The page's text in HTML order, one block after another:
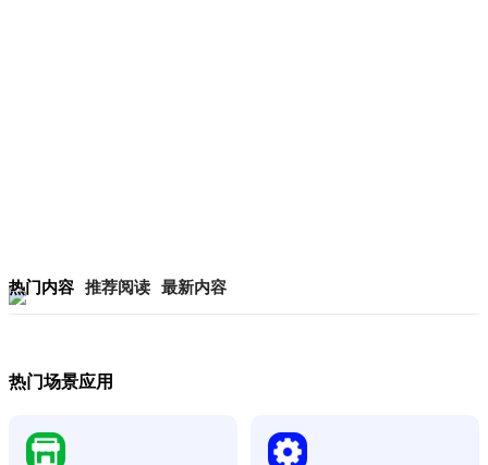
热门内容 推荐阅读 最新内容
热门场景应用